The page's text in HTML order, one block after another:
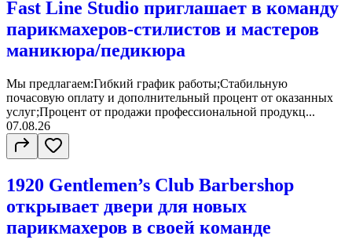
Fast Line Studio приглашает в команду
парикмахеров-стилистов и мастеров
маникюра/педикюра
Мы предлагаем:Гибкий график работы;Стабильную
почасовую оплату и дополнительный процент от оказанных
услуг;Процент от продажи профессиональной продукц...
07.08.26
1920 Gentlemen’s Club Barbershop
открывает двери для новых
парикмахеров в своей команде